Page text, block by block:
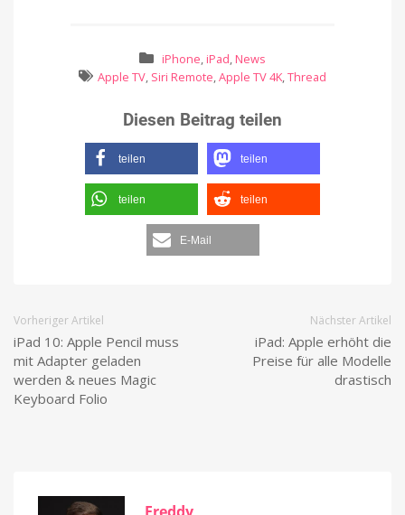
iPhone, iPad, News
Apple TV, Siri Remote,Apple TV 4K,Thread
Diesen Beitrag teilen
teilen teilen
teilen teilen
E-Mail
Vorheriger Artikel
iPad 10: Apple Pencil muss
mit Adapter geladen
werden & neues Magic
Keyboard Folio
Nächster Artikel
iPad: Apple erhöht die
Preise für alle Modelle
drastisch